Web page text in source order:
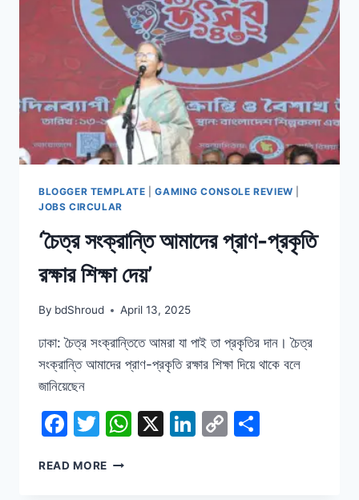
SCIENCE
REFREEZE
IT?
BLOGGER TEMPLATE |GAMING CONSOLE REVIEW
JOBS CIRCULAR
‘চৈত্র সংক্রান্তি আমাদের প্রাণ-প্রকৃতি
রক্ষার শিক্ষা দেয়’
By bdShroud April 13, 2025
ঢাকা: চৈত্র সংক্রান্তিতে আমরা যা পাই তা প্রকৃতির দান। চৈত্র
সংক্রান্তি আমাদের প্রাণ-প্রকৃতি রক্ষার শিক্ষা দিয়ে থাকে বলে
জানিয়েছেন
Facebook
Twitter
WhatsApp
X LinkedIn
Copy
READ MORE ‘চৈত্র